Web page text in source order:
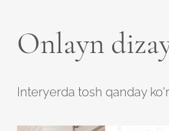
Onlayn
Interyerda tosh qanday